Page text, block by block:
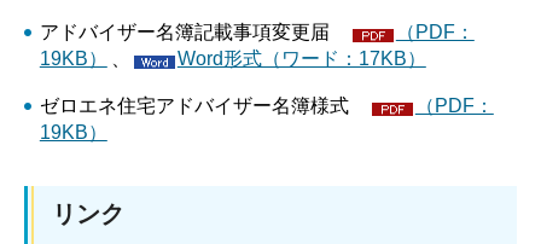
アドバイザー名簿記載事項変更届
（PDF：
19KB）
Word形式（ワード：17KB）
ゼロエネ住宅アドバイザー名簿様式
（PDF：
19KB）
リンク